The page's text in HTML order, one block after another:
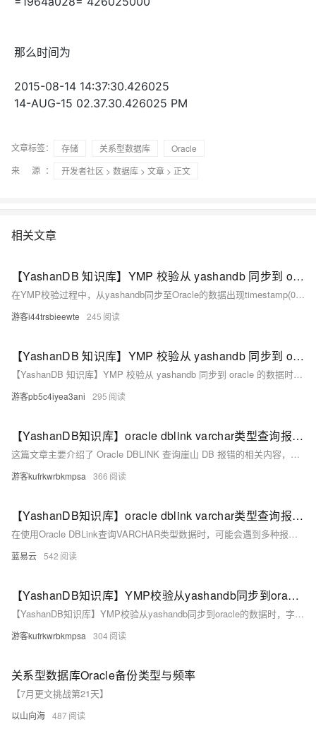
那么时间为
2015-08-14 14:37:30.426025
14-AUG-15 02.37.30.426025 PM
文章标签： 存储 关系型数据库
Oracle
来 源：
开发者社区 > 数据库 > 文章 > 正文
相关文章
【YashanDB 知识库】YMP 校验从 yashandb 同步到 oracle 的数据时，字段 timestamp(0) 出现不一致
在YMP校验过程中，从yashandb同步至Oracle的数据出现timestamp(0)字段不一致问题。原因是yashandb的timestamp(x)存储为固定6位小数，而Oracle的timestamp(0)无小数位，同步时会截断yashandb的6位小数，导致数据差异。受影响版本：yashandb 23.2.7.101、YMP 23.3.1.3、YDS联调版本。此问题会导致YMP校验数据内容不一致。
游客i44trsbieewte 245
【YashanDB 知识库】YMP 校验从 yashandb 同步到 oracle 的数据时，字段 timestamp(0) 出现不一致
【YashanDB 知识库】YMP 校验从 yashandb 同步到 oracle 的数据时，字段 timestamp(0) 出现不一致
游客pb5c4iyea3ani 295
【YashanDB知识库】oracle dblink varchar类型查询报错记录
这篇文章主要介绍了 Oracle DBLINK 查询崖山 DB 报错的相关内容，包括 ODBC 安装配置、数据源配置、dblink 环境配置、问题原因分析及规避方法。问题原因是 dblink 连接其他数据库时 varchar 类型转换导致的，还介绍了 long 类型限制、char 等类型区别，规避方法是修改参数 MAX_STRING_SIZE 支持 32K。
游客kufrkwrbkmpsa 366
【YashanDB知识库】oracle dblink varchar类型查询报错记录
在使用Oracle DBLink查询VARCHAR类型数据时，可能会遇到多种报错。通过了解常见错误原因，采取合适的解决方法，可以有效避免和处理这些错误。希望本文提供的分析和示例能帮助你在实际工作中更好地处理DBLink查询问题。
蓝易云 542
【YashanDB知识库】YMP校验从yashandb同步到oracle的数据时，字段timestamp(0)出现不一致
【YashanDB知识库】YMP校验从yashandb同步到oracle的数据时，字段timestamp(0)出现不一致
游客kufrkwrbkmpsa 304
关系型数据库Oracle备份类型与频率
【7月更文挑战第21天】
以山向海 487